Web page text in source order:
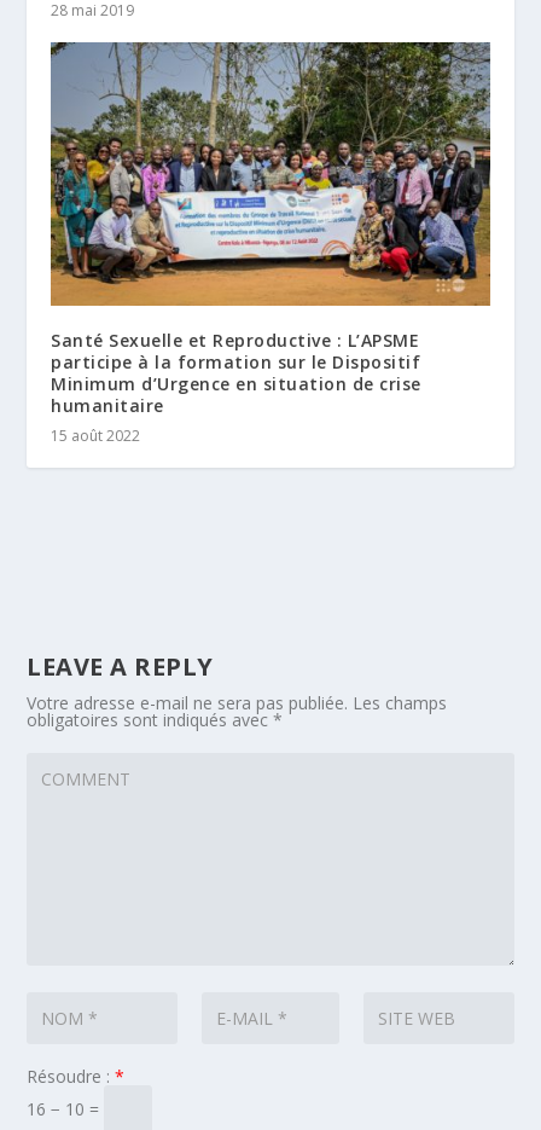
28 mai 2019
Santé Sexuelle et Reproductive : L’APSME
participe à la formation sur le Dispositif
Minimum d’Urgence en situation de crise
humanitaire
15 août 2022
LEAVE A REPLY
Votre adresse e-mail ne sera pas publiée. Les champs
obligatoires sont indiqués avec*
Résoudre :*
16 − 10 =